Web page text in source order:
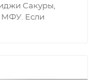
Сакуры,
МФУ. Если